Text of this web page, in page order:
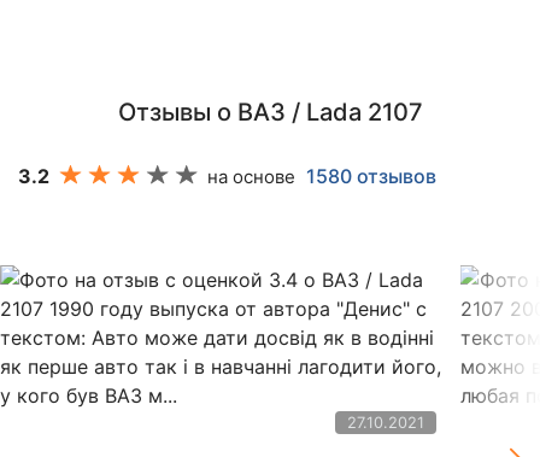
Отзывы о ВАЗ / Lada 2107
3.2 на основе 1580 отзывов
27.10.2021